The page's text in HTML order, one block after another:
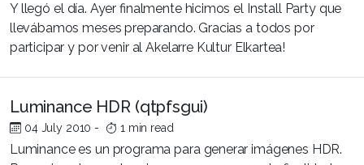
Y llegó el día. Ayer finalmente hicimos el Install Party que
llevábamos meses preparando. Gracias a todos por
participar y por venir al Akelarre Kultur Elkartea!
Luminance HDR (qtpfsgui)
04 July 2010 - 1 min read
Luminance es un programa para generar imágenes HDR.